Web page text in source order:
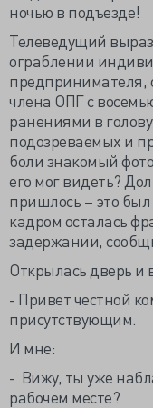
ночью в подъезде!
Телеведущий
ограблении
предпринимателя,
члена ОПГ с
ранениями в
подозреваемых и
боли знакомый
его мог видеть?
пришлось – это
кадром осталась
задержании,
Открылась дверь и
- Привет честной
присутствующим.
И мне:
- Вижу, ты уже
рабочем месте?